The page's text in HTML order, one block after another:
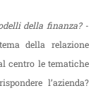
della finanza?-
della relazione
centro le tematiche
l’azienda?